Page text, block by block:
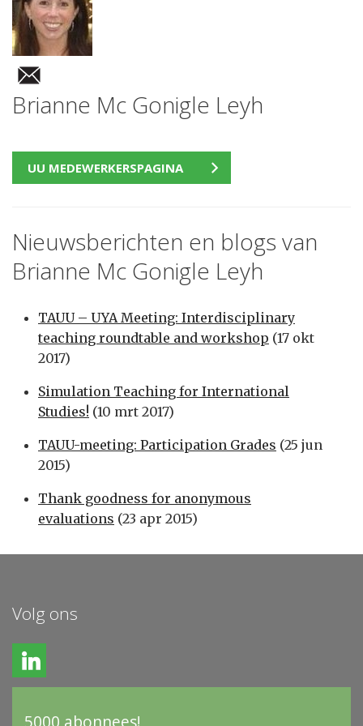
Brianne Mc Gonigle Leyh
UU MEDEWERKERSPAGINA
Nieuwsberichten en blogs van
Brianne Mc Gonigle Leyh
TAUU – UYA Meeting: Interdisciplinary
teaching roundtable and workshop (17 okt
2017)
Simulation Teaching for International
Studies! (10 mrt 2017)
TAUU-meeting: Participation Grades (25 jun
2015)
Thank goodness for anonymous
evaluations (23 apr 2015)
Volg ons
5000 abonnees!